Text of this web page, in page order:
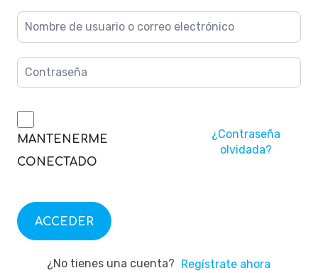
MANTENERME
CONECTADO
¿Contraseña
olvidada?
ACCEDER
¿No tienes una cuenta? Regístrate ahora